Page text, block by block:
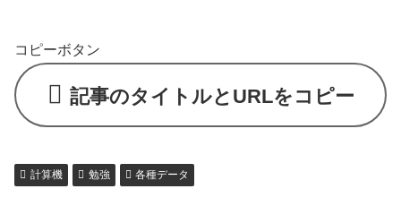
コピーボタン
記事のタイトルとURLをコピー
計算機 勉強 各種データ